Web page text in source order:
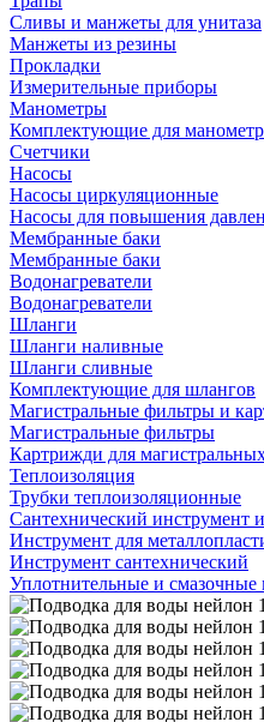
Сливы и манжеты для унитаза
Манжеты из резины
Прокладки
Измерительные приборы
Манометры
Комплектующие для
Счетчики
Насосы
Насосы циркуляционные
Насосы для повышения
Мембранные баки
Мембранные баки
Водонагреватели
Водонагреватели
Шланги
Шланги наливные
Шланги сливные
Комплектующие для шлангов
Магистральные фильтры и
Магистральные фильтры
Картрижди для
Теплоизоляция
Трубки теплоизоляционные
Сантехнический инструмент
Инструмент для
Инструмент сантехнический
Уплотнительные и смазочные